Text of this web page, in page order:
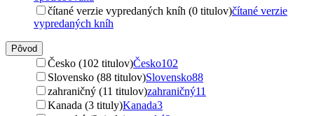
čítané verzie vypredaných kníh (0 titulov)čítané verzie
vypredaných kníh
Pôvod
Česko (102 titulov)Česko102
Slovensko (88 titulov)Slovensko88
zahraničný (11 titulov)zahraničný11
Kanada (3 tituly)Kanada3